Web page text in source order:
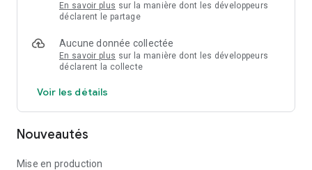
En savoir plus sur la manière dont les développeurs
déclarent le partage
Aucune donnée collectée
En savoir plus sur la manière dont les développeurs
déclarent la collecte
Voir les détails
Nouveautés
Mise en production